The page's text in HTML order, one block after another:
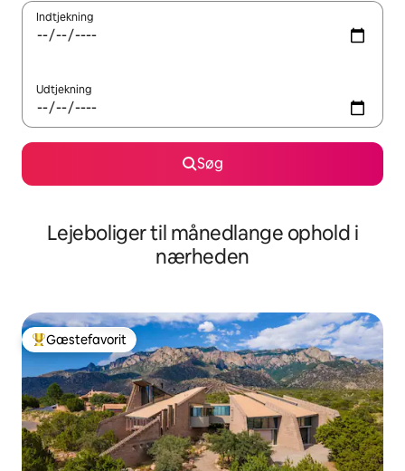
Indtjekning
Udtjekning
Søg
Lejeboliger til månedlange ophold i
nærheden
Bedste gæstefavorit
Gæstefavorit